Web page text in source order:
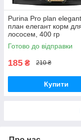
Purina Pro plan
план елегант корм для
лососем, 400 гр
Готово до відправки
185 ₴ 210 ₴
Купити